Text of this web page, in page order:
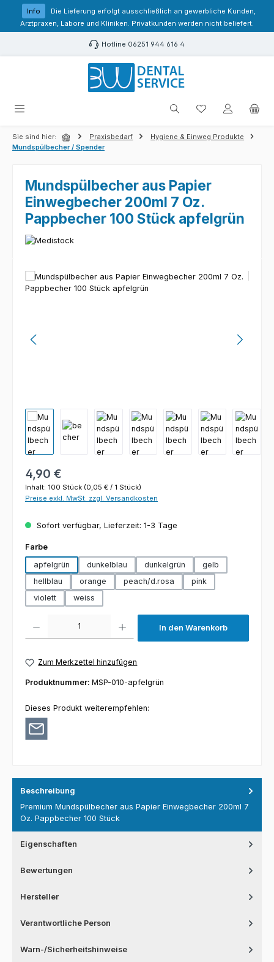
Zum Hauptinhalt springen
Info
Die Lieferung erfolgt ausschließlich an gewerbliche Kunden,
Arztpraxen, Labore und Kliniken. Privatkunden werden nicht beliefert.
Hotline 06251 944 616 4
Du hast 0
Sie sind hier: Praxisbedarf
Hygiene & Einweg Produkte
Mundspülbecher / Spender
Mundspülbecher aus Papier
Einwegbecher 200ml 7 Oz.
Pappbecher 100 Stück apfelgrün
Bildergalerie überspringen
Regulärer Preis:
4,90 €
Inhalt: 100 Stück (0,05 € / 1 Stück)
Preise exkl. MwSt. zzgl. Versandkosten
Sofort verfügbar, Lieferzeit: 1-3 Tage
Farbeauswählen
apfelgrün
dunkelblau dunkelgrün
gelb
hellblau
orange peach/d.rosa
pink
violett
weiss
Produkt Anzahl: Gib den gewünschten Wert ein oder benutze die
In den Warenkorb
Zum Merkzettel hinzufügen
Produktnummer: MSP-010-apfelgrün
Dieses Produkt weiterempfehlen:
Beschreibung
Premium Mundspülbecher aus Papier Einwegbecher 200ml 7
Oz. Pappbecher 100 Stück
Eigenschaften
Bewertungen
Hersteller
Verantwortliche Person
Warn-/Sicherheitshinweise